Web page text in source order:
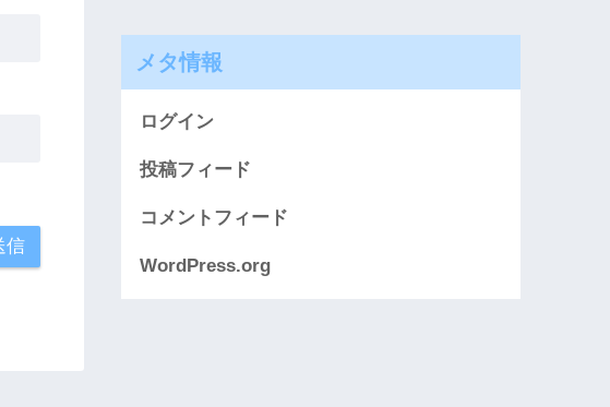
メタ情報
ログイン
投稿フィード
コメントフィード
WordPress.org